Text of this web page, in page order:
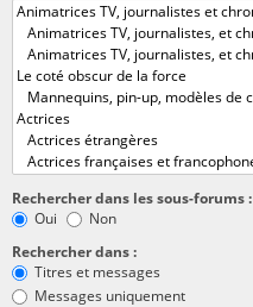
Rechercher dans les sous-forums :
Oui
Non
Rechercher dans :
Titres et messages
Messages uniquement